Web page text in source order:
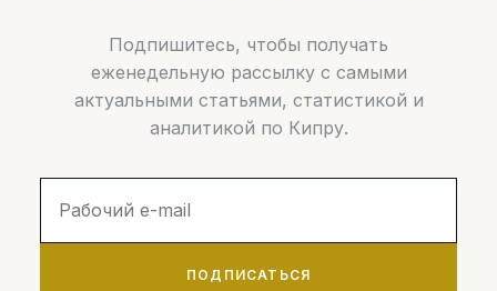
Подпишитесь, чтобы получать
еженедельную рассылку с самыми
актуальными статьями, статистикой и
аналитикой по Кипру.
ПОДПИСАТЬСЯ